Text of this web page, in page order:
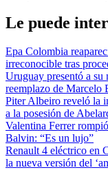
Le puede
Epa Colombia
irreconocible tras
Uruguay presentó a su
reemplazo de Marcelo
Piter Albeiro reveló la
a la posesión de
Valentina Ferrer
Balvin: “Es un lujo”
Renault 4 eléctrico en
la nueva versión del